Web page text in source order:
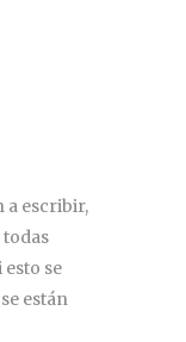
a escribir,
se
están